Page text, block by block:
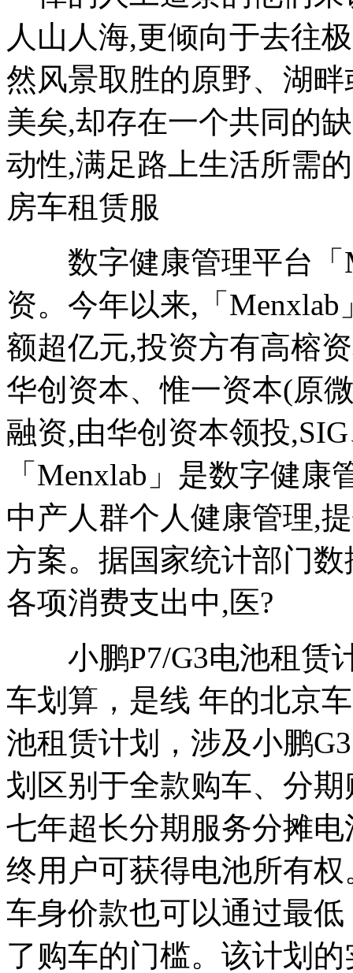
人山人海,更倾向于去往
然风景取胜的原野、湖
美矣,却存在一个共同的
动性,满足路上生活所需
房车租赁服
数字健康管理平台「
资。今年以来,「
额超亿元,投资方有高榕
华创资本、惟一资本(原
融资,由华创资本领投
「Menxlab」是数字健
中产人群个人健康管理,
方案。据国家统计部门
各项消费支出中,医?
小鹏P7/G3电池租赁
车划算，是线 年的北京
池租赁计划，涉及小鹏
划区别于全款购车、分
七年超长分期服务分摊
终用户可获得电池所有
车身价款也可以通过最
了购车的门槛。该计划